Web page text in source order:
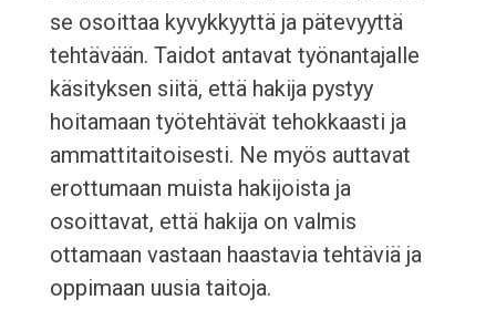
se osoittaa kyvykkyyttä ja pätevyyttä
tehtävään. Taidot antavat työnantajalle
käsityksen siitä, että hakija pystyy
hoitamaan työtehtävät tehokkaasti ja
ammattitaitoisesti. Ne myös auttavat
erottumaan muista hakijoista ja
osoittavat, että hakija on valmis
ottamaan vastaan haastavia tehtäviä ja
oppimaan uusia taitoja.